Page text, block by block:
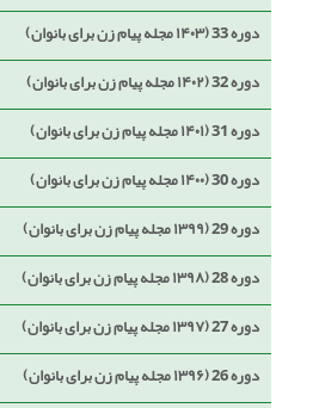
دوره 33 (۱۴۰۳ مجله پیام زن برای بانوان)
دوره 32 (۱۴۰۲ مجله پیام زن برای بانوان)
دوره 31 (۱۴۰۱ مجله پیام زن برای بانوان)
دوره 30 (۱۴۰۰ مجله پیام زن برای بانوان)
دوره 29 (۱۳۹۹ مجله پیام زن برای بانوان)
دوره 28 (۱۳۹۸ مجله پیام زن برای بانوان)
دوره 27 (۱۳۹۷ مجله پیام زن برای بانوان)
دوره 26 (۱۳۹۶ مجله پیام زن برای بانوان)